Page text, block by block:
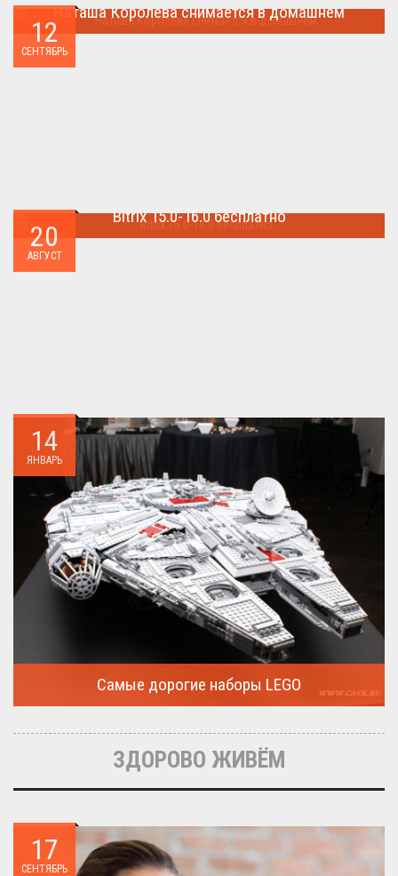
12
СЕНТЯБРЬ
Наташа Королева снимается в домашнем
20
АВГУСТ
Bitrix 15.0-16.0 бесплатно
14
ЯНВАРЬ
Самые дорогие наборы LEGO
дорогие...
ЗДОРОВО ЖИВЁМ
17
СЕНТЯБРЬ